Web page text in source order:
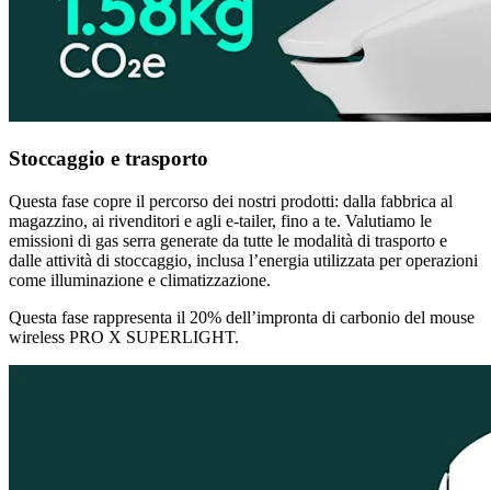
Stoccaggio e trasporto
Questa fase copre il percorso dei nostri prodotti: dalla fabbrica al
magazzino, ai rivenditori e agli e-tailer, fino a te. Valutiamo le
emissioni di gas serra generate da tutte le modalità di trasporto e
dalle attività di stoccaggio, inclusa l’energia utilizzata per operazioni
come illuminazione e climatizzazione.
Questa fase rappresenta il 20% dell’impronta di carbonio del mouse
wireless PRO X SUPERLIGHT.